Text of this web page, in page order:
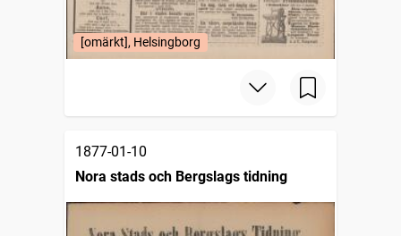
[omärkt], Helsingborg
1877-01-10
Nora stads och Bergslags tidning